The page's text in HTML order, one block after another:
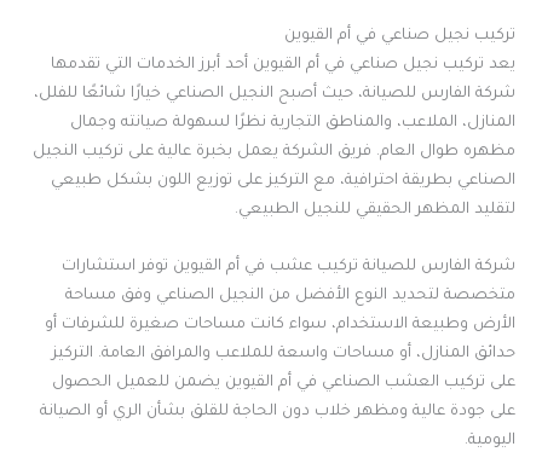
تركيب نجيل صناعي في أم القيوين
يعد تركيب نجيل صناعي في أم القيوين أحد أبرز الخدمات التي تقدمها
شركة الفارس للصيانة، حيث أصبح النجيل الصناعي خيارًا شائعًا للفلل،
المنازل، الملاعب، والمناطق التجارية نظرًا لسهولة صيانته وجمال
مظهره طوال العام. فريق الشركة يعمل بخبرة عالية على تركيب النجيل
الصناعي بطريقة احترافية، مع التركيز على توزيع اللون بشكل طبيعي
لتقليد المظهر الحقيقي للنجيل الطبيعي.
شركة الفارس للصيانة تركيب عشب في أم القيوين توفر استشارات
متخصصة لتحديد النوع الأفضل من النجيل الصناعي وفق مساحة
الأرض وطبيعة الاستخدام، سواء كانت مساحات صغيرة للشرفات أو
حدائق المنازل، أو مساحات واسعة للملاعب والمرافق العامة. التركيز
على تركيب العشب الصناعي في أم القيوين يضمن للعميل الحصول
على جودة عالية ومظهر خلاب دون الحاجة للقلق بشأن الري أو الصيانة
اليومية.